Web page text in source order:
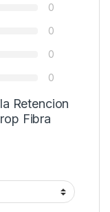
0
0
0
0
Retencion
Fibra